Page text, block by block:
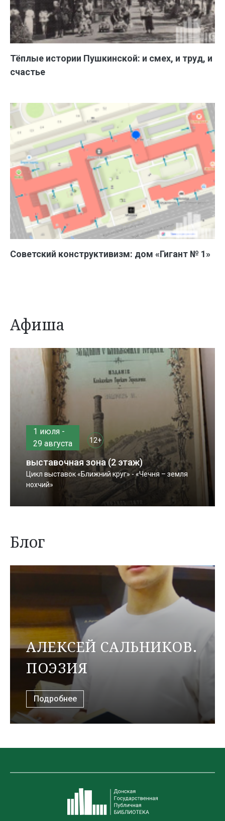
Тёплые истории Пушкинской: и смех, и труд, и
счастье
Советский конструктивизм: дом «Гигант № 1»
Афиша
1 июля -
29 августа
12+
выставочная зона (2 этаж)
Цикл выставок «Ближний круг» - «Чечня – земля
нохчий»
Блог
АЛЕКСЕЙ САЛЬНИКОВ.
ПОЭЗИЯ
Подробнее